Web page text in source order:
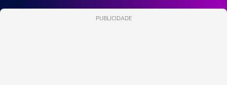
PUBLICIDADE